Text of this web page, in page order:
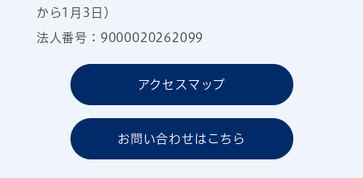
から1月3日）
法人番号：9000020262099
アクセスマップ
お問い合わせはこちら